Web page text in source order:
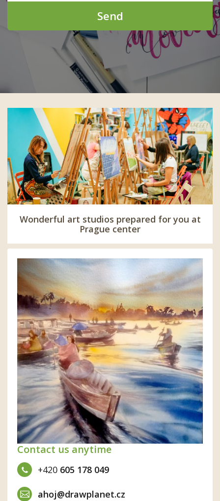
Send
Wonderful art studios prepared for you at
Prague center
Contact us anytime
+420 605 178 049
ahoj@drawplanet.cz